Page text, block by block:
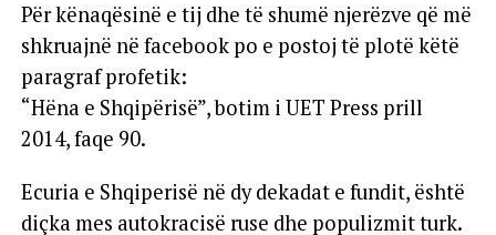
Për kënaqësinë e tij dhe të shumë njerëzve që më
shkruajnë në facebook po e postoj të plotë këtë
paragraf profetik:
“Hëna e Shqipërisë”, botim i UET Press prill
2014, faqe 90.
Ecuria e Shqiperisë në dy dekadat e fundit, është
diçka mes autokracisë ruse dhe populizmit turk.